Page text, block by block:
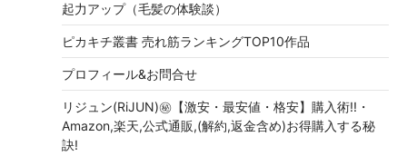
起力アップ（毛髪の体験談）
ピカキチ叢書 売れ筋ランキングTOP10作品
プロフィール&お問合せ
リジュン(RiJUN)㊙【激安・最安値・格安】購入術!!・
Amazon,楽天,公式通販,(解約,返金含め)お得購入する秘
訣!